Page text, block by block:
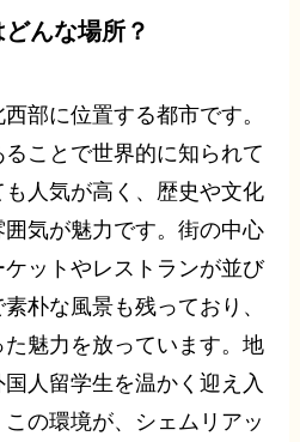
んな場所？
部に位置する都市です。
ことで世界的に知られて
人気が高く、歴史や文化
気が魅力です。街の中心
ットやレストランが並び
朴な風景も残っており、
魅力を放っています。地
人留学生を温かく迎え入
の環境が、シェムリアッ